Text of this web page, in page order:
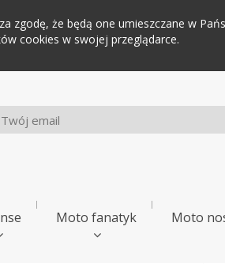
zgodę, że będą one umieszczane w
cookies w swojej przeglądarce.
Moto fanatyk Moto